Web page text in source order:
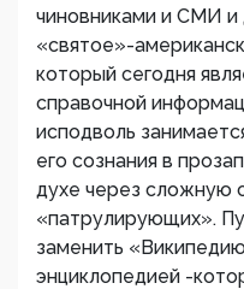
чиновниками и СМИ и
«святое»-
который сегодня
справочной
исподволь
его сознания в
духе через сложную
«патрулирующих».
заменить
энциклопедией -